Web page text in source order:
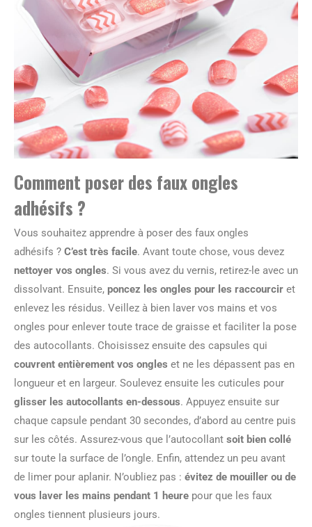
Comment poser des faux ongles
adhésifs ?
Vous souhaitez apprendre à poser des faux ongles
adhésifs ? C’est très facile. Avant toute chose, vous devez
nettoyer vos ongles. Si vous avez du vernis, retirez-le avec un
dissolvant. Ensuite, poncez les ongles pour les raccourcir et
enlevez les résidus. Veillez à bien laver vos mains et vos
ongles pour enlever toute trace de graisse et faciliter la pose
des autocollants. Choisissez ensuite des capsules qui
couvrent entièrement vos ongles et ne les dépassent pas en
longueur et en largeur. Soulevez ensuite les cuticules pour
glisser les autocollants en-dessous. Appuyez ensuite sur
chaque capsule pendant 30 secondes, d’abord au centre puis
sur les côtés. Assurez-vous que l’autocollant soit bien collé
sur toute la surface de l’ongle. Enfin, attendez un peu avant
de limer pour aplanir. N’oubliez pas : évitez de mouiller ou de
vous laver les mains pendant 1 heure pour que les faux
ongles tiennent plusieurs jours.